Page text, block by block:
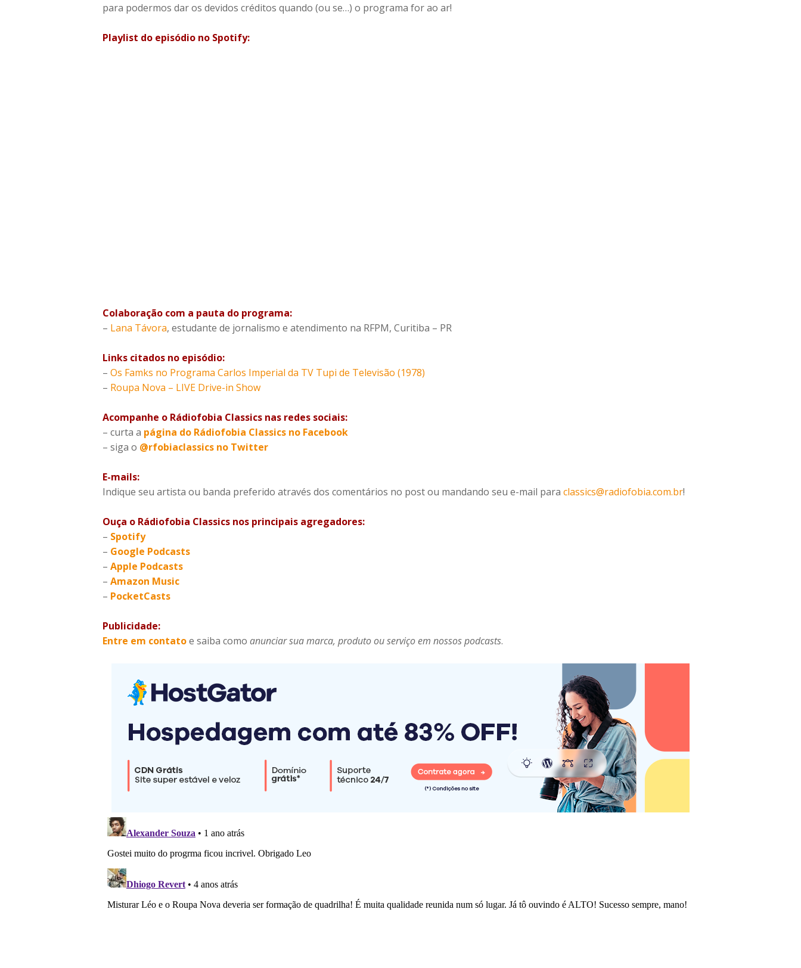
para podermos dar os devidos créditos quando (ou se…) o programa for ao ar!
Playlist do episódio no Spotify:
Colaboração com a pauta do programa:
– Lana Távora, estudante de jornalismo e atendimento na RFPM, Curitiba – PR
Links citados no episódio:
– Os Famks no Programa Carlos Imperial da TV Tupi de Televisão (1978)
– Roupa Nova – LIVE Drive-in Show
Acompanhe o Rádiofobia Classics nas redes sociais:
– curta a página do Rádiofobia Classics no Facebook
– siga o @rfobiaclassics no Twitter
E-mails:
Indique seu artista ou banda preferido através dos comentários no post ou mandando seu e-mail para classics@radiofobia.com.br!
Ouça o Rádiofobia Classics nos principais agregadores:
– Spotify
– Google Podcasts
– Apple Podcasts
– Amazon Music
– PocketCasts
Publicidade:
Entre em contatoe saiba como anunciar sua marca, produto ou serviço em nossos podcasts.